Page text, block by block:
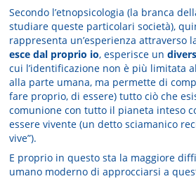
Secondo l’etnopsicologia (la branca
studiare queste particolari società),
rappresenta un’esperienza attraverso
esce dal proprio io, esperisce un
cui l’identificazione non è più limitata
alla parte umana, ma permette di
fare proprio, di essere) tutto ciò che
comunione con tutto il pianeta inteso
essere vivente (un detto sciamanico
vive”).
E proprio in questo sta la maggiore
umano moderno di approcciarsi a